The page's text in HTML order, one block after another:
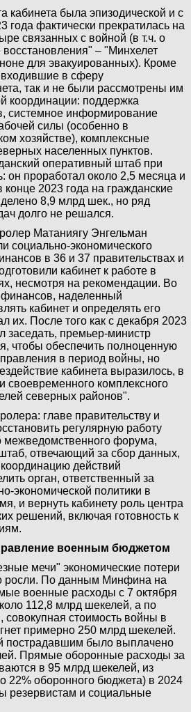
кабинета была эпизодической и с
года фактически прекратилась на
связанных с войной (в т.ч. о
– "Минхелет
для эвакуированных). Кроме
входившие в сферу
так и не были рассмотрены им
координации: поддержка
системное информирование
силы (особенно в
хозяйстве), комплексные
населенных пунктов.
оперативный штаб при
он проработал около 2,5 месяца и
2023 года на гражданские
8,9 млрд шек., но ряд
долго не решался.
Матаниягу Энгельман
социально-экономического
в 36 и 37 правительствах и
кабинет к работе в
несмотря на рекомендации. Во
наделенный
кабинет и определять его
их. После того как с декабря 2023
заседать, премьер-министр
чтобы обеспечить полноценную
в период войны, но
кабинета выразилось, в
своевременного комплексного
северных районов".
главе правительству и
регулярную работу
межведомственного форума,
отвечающий за сбор данных,
действий
орган, ответственный за
экономической политики в
и вернуть кабинету роль центра
решений, включая готовность к
военным бюджетом
мечи" экономические потери
росли. По данным Минфина на
военные расходы с 7 октября
112,8 млрд шекелей, а по
совокупная стоимость войны в
примерно 250 млрд шекелей.
пострадавшим было выплачено
Прямые оборонные расходы за
в 95 млрд шекелей, из
22% оборонного бюджета) в 2024
резервистам и социальные